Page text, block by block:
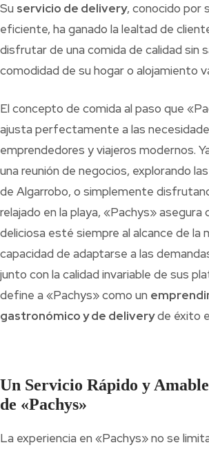
Su servicio de delivery, conocido por
eficiente, ha ganado la lealtad de
disfrutar de una comida de calidad sin
comodidad de su hogar o alojamiento
El concepto de comida al paso que
ajusta perfectamente a las
emprendedores y viajeros modernos.
una reunión de negocios, explorando
de Algarrobo, o simplemente
relajado en la playa, «Pachys» asegura
deliciosa esté siempre al alcance de la
capacidad de adaptarse a las
junto con la calidad invariable de sus
define a «Pachys» como un
gastronómico y de deliveryde éxito
Un Servicio Rápido y
de «Pachys»
La experiencia en «Pachys» no se